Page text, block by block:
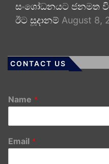
සංශෝධනයට ජනමත
ඊට සූදානම් August 8,
CONTACT US
Name *
Email *